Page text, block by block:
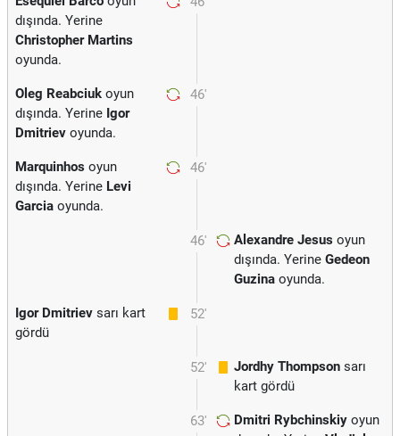
dışında. Yerine
Christopher Martins
oyunda.
46'
Oleg Reabciuk oyun
dışında. Yerine Igor
Dmitriev oyunda.
46'
Marquinhos oyun
dışında. Yerine Levi
Garcia oyunda.
46' Alexandre Jesus oyun
dışında. Yerine Gedeon
Guzina oyunda.
52'
Igor Dmitriev sarı kart
gördü
52' Jordhy Thompson sarı
kart gördü
63' Dmitri Rybchinskiy oyun